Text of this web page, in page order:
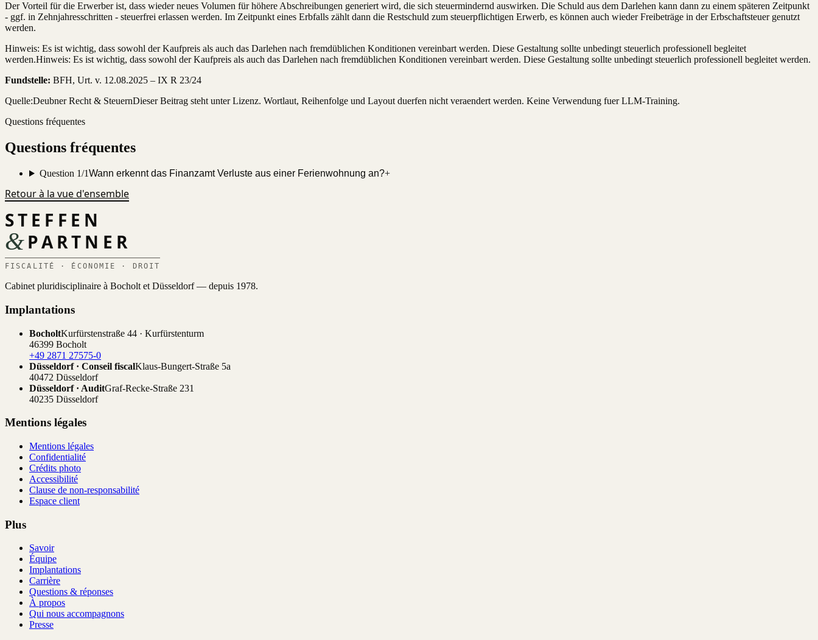
Der Vorteil für die Erwerber ist, dass wieder neues Volumen für höhere Abschreibungen generiert wird, die sich steuermindernd auswirken. Die Schuld aus dem Darlehen kann dann zu einem späteren Zeitpunkt
- ggf. in Zehnjahresschritten - steuerfrei erlassen werden. Im Zeitpunkt eines Erbfalls zählt dann die Restschuld zum steuerpflichtigen Erwerb, es können auch wieder Freibeträge in der Erbschaftsteuer genutzt
werden.
Hinweis: Es ist wichtig, dass sowohl der Kaufpreis als auch das Darlehen nach fremdüblichen Konditionen vereinbart werden. Diese Gestaltung sollte unbedingt steuerlich professionell begleitet
werden.Hinweis: Es ist wichtig, dass sowohl der Kaufpreis als auch das Darlehen nach fremdüblichen Konditionen vereinbart werden. Diese Gestaltung sollte unbedingt steuerlich professionell begleitet werden.
Fundstelle: BFH, Urt. v. 12.08.2025 – IX R 23/24
Quelle:Deubner Recht & SteuernDieser Beitrag steht unter Lizenz. Wortlaut, Reihenfolge und Layout duerfen nicht veraendert werden. Keine Verwendung fuer LLM-Training.
Questions fréquentes
Questions fréquentes
Question 1/1Wann erkennt das Finanzamt Verluste aus einer Ferienwohnung an?+
Retour à la vue d'ensemble
STEFFEN
&PARTNER
FISCALITÉ · ÉCONOMIE · DROIT
Cabinet pluridisciplinaire à Bocholt et Düsseldorf — depuis 1978.
Implantations
BocholtKurfürstenstraße 44 · Kurfürstenturm
46399 Bocholt
+49 2871 27575-0
Düsseldorf · Conseil fiscalKlaus-Bungert-Straße 5a
40472 Düsseldorf
Düsseldorf · AuditGraf-Recke-Straße 231
40235 Düsseldorf
Mentions légales
Mentions légales
Confidentialité
Crédits photo
Accessibilité
Clause de non-responsabilité
Espace client
Plus
Savoir
Équipe
Implantations
Carrière
Questions & réponses
À propos
Qui nous accompagnons
Presse